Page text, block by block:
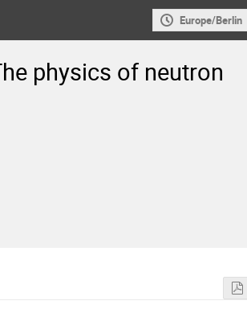
Europe/Berlin
physics of neutron